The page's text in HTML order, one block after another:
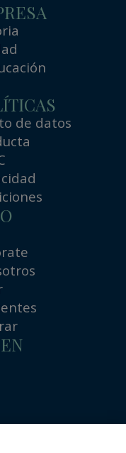
de datos